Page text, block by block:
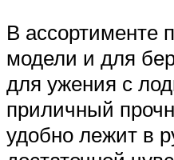
В ассортименте
модели и для
для ужения с
приличный
удобно лежит в